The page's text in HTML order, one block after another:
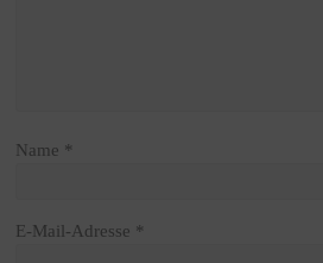
Name *
E-Mail-Adresse *